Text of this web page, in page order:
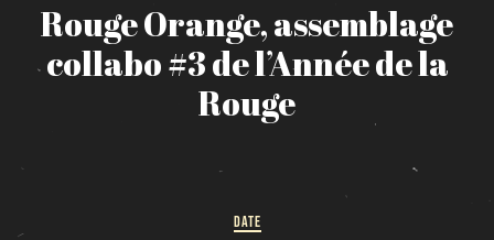
RougeOrange,assemblage
collabo#3del’Annéedela
Rouge
DATE
fermer